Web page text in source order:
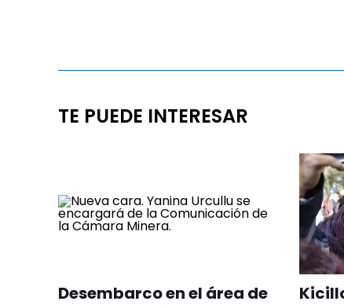
TE PUEDE INTERESAR
Desembarco en el área de